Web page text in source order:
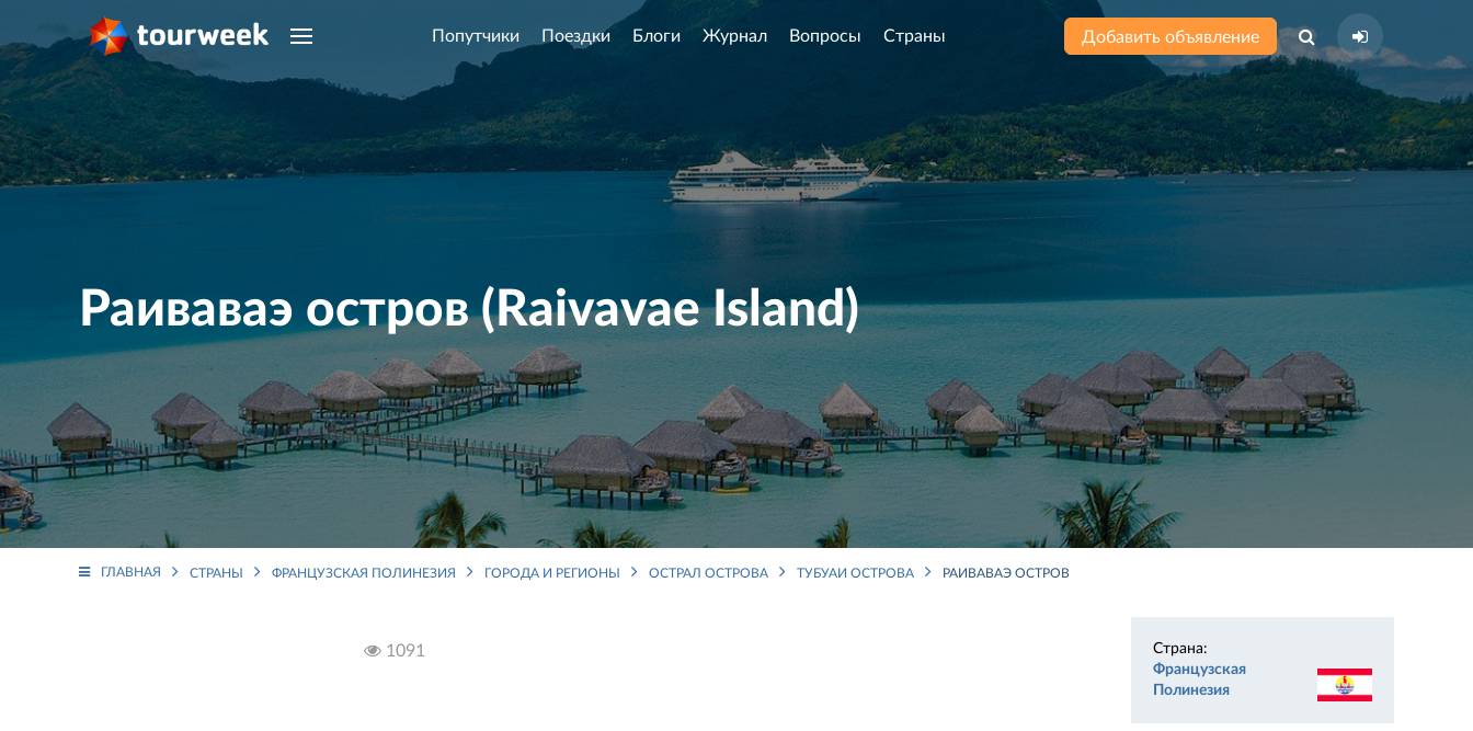
Попутчики Поездки Блоги Журнал Вопросы Страны Добавить объявление
Раиваваэ остров (Raivavae Island)
ГЛАВНАЯ СТРАНЫ ФРАНЦУЗСКАЯ ПОЛИНЕЗИЯ ГОРОДА И РЕГИОНЫ ОСТРАЛ ОСТРОВА ТУБУАИ ОСТРОВА РАИВАВАЭ ОСТРОВ
1091
Страна:
Французская
Полинезия